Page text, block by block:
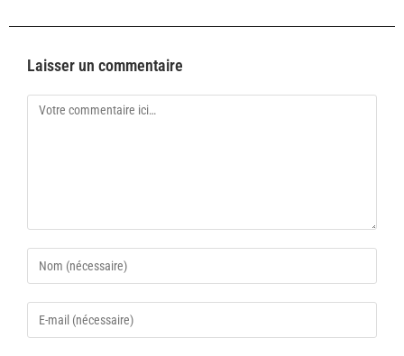
Laisser un commentaire